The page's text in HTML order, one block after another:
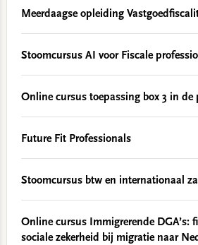
Meerdaagse opleiding
Stoomcursus AI voor Fiscale
Online cursus toepassing box 3 in de
Future Fit Professionals
Stoomcursus btw en internationaal
Online cursus Immigrerende DGA’s:
sociale zekerheid bij migratie naar